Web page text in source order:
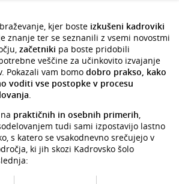
kjer boste izkušeni kadroviki
znanje ter se seznanili z vsemi novostmi
začetniki pa boste pridobili
veščine za učinkovito izvajanje
Pokazali vam bomo dobro prakso, kako
voditi vse postopke v procesu
.
praktičnih in osebnih primerih,
tudi sami izpostavijo lastno
s katero se vsakodnevno srečujejo v
ki jih skozi Kadrovsko šolo